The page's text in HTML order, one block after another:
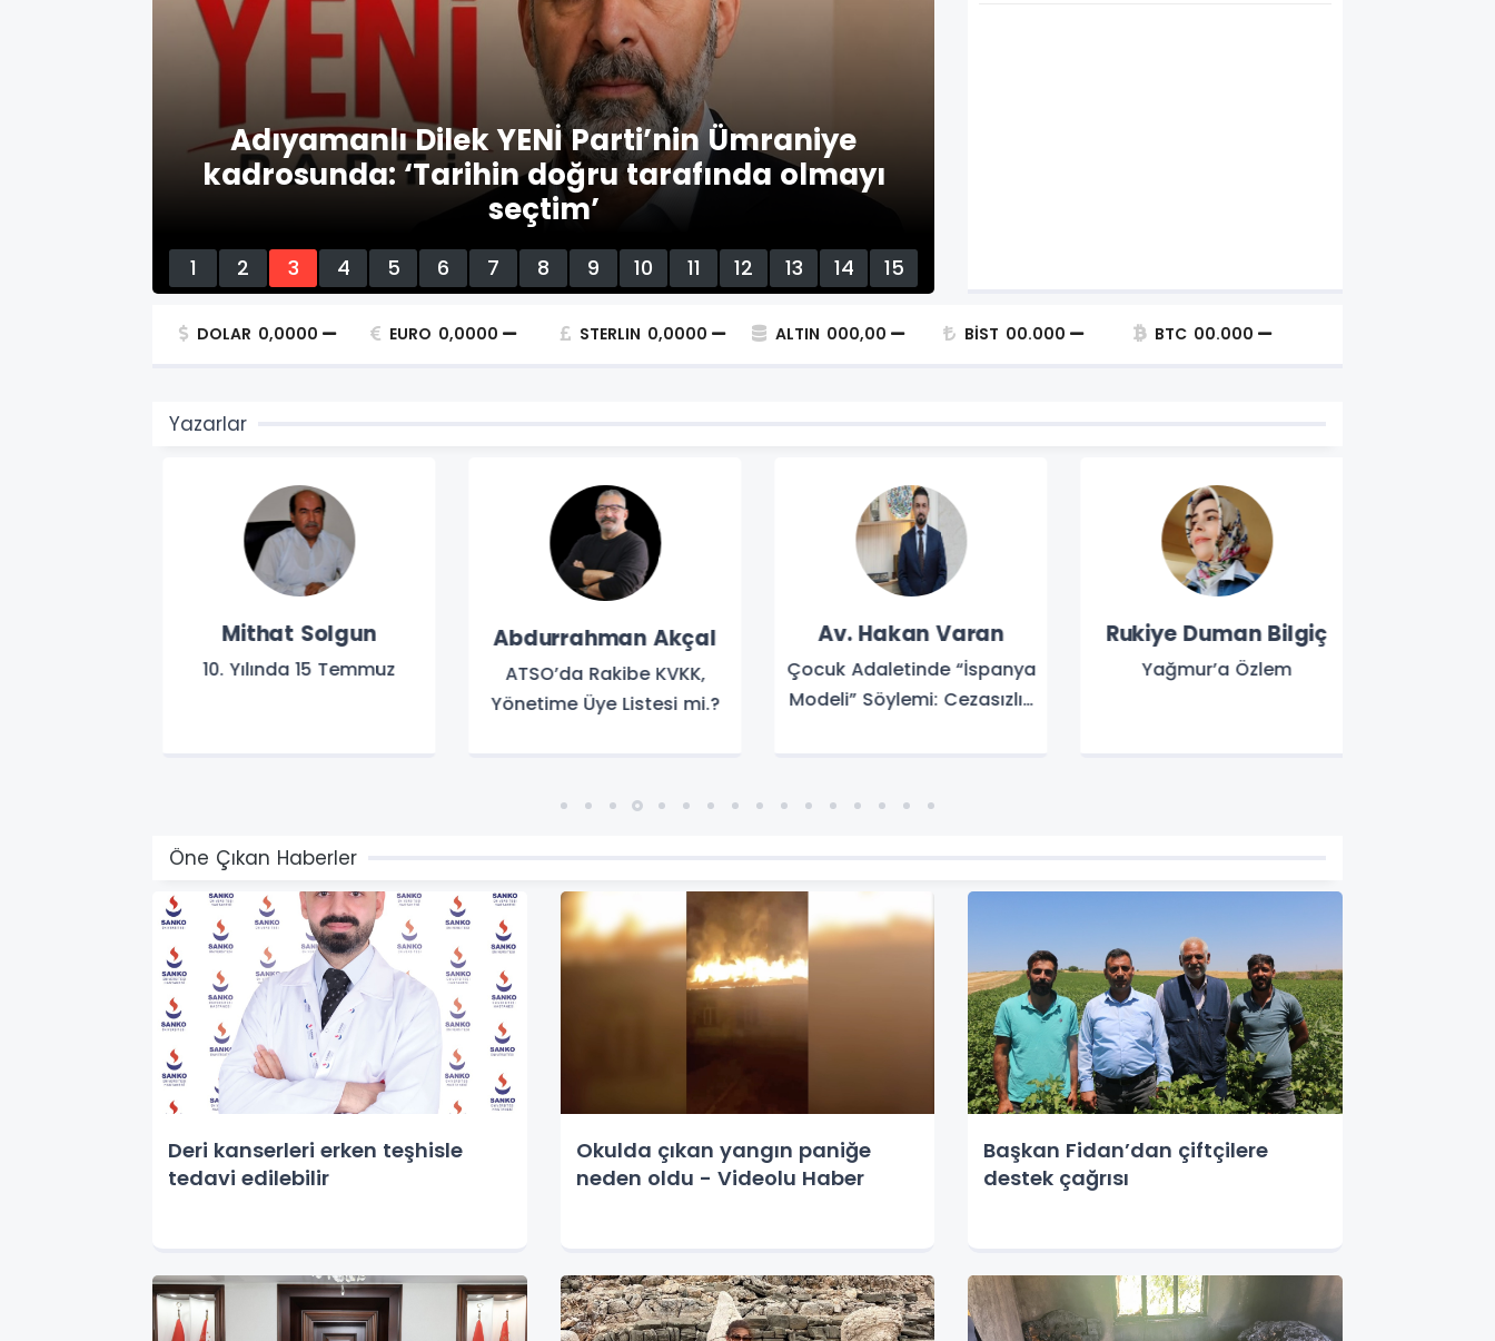
Sadıkoğlu: Kura fazlası işyerleri kiracılara
satılmalı
1 2 3 4 5 6 7 8 9 10 11 12 13 14 15
DOLAR 0,0000 EURO 0,0000 STERLIN 0,0000 ALTIN 000,00 BİST 00.000 BTC 00.000
Yazarlar
Mithat Solgun
10.⁠ ⁠Yılında 15 Temmuz
Abdurrahman Akçal
ATSO’da Rakibe KVKK,
Yönetime Üye Listesi mi.?
Av. Hakan Varan
Çocuk Adaletinde “İspanya
Modeli” Söylemi: Cezasızlık
Rukiye Duman Bilgiç
Yağmur’a Özlem
Öne Çıkan Haberler
Deri kanserleri erken teşhisle
tedavi edilebilir
Okulda çıkan yangın paniğe
neden oldu - Videolu Haber
Başkan Fidan’dan çiftçilere
destek çağrısı